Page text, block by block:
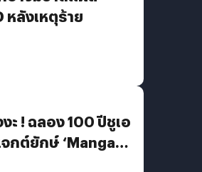
หลังเหตุร้าย
ะ ! ฉลอง 100 ปีชูเอ
จกต์ยักษ์ ‘Manga